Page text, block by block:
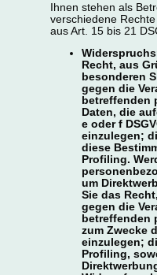
Ihnen stehen als
verschiedene
aus Art. 15 bis 21
Recht, aus
besonderen
gegen die
betreffenden
Daten, die
e oder f
einzulegen;
diese
Profiling.
um
Sie das
gegen die
betreffenden
zum Zwecke
einzulegen;
Profiling,